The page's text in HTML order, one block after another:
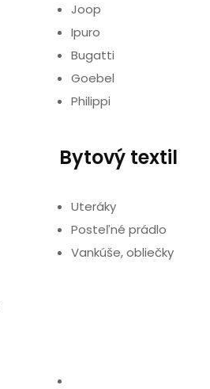
Joop
Ipuro
Bugatti
Goebel
Philippi
Bytový textil
Uteráky
Posteľné prádlo
Vankúše, obliečky